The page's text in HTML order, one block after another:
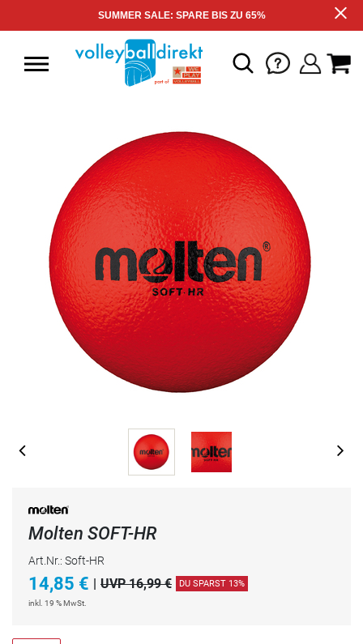
SUMMER SALE: SPARE BIS ZU 65%
Molten SOFT-HR
Art.Nr.: Soft-HR
14,85 € | UVP 16,99 € DU SPARST 13%
inkl. 19 % MwSt.